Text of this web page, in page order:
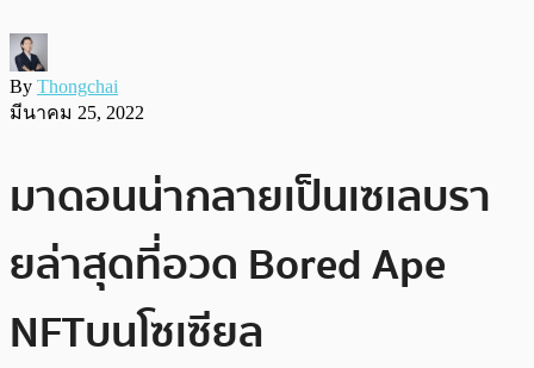
By Thongchai
มีนาคม 25, 2022
มาดอนน่ากลายเป็นเซเลบรา
ยล่าสุดที่อวด Bored Ape
NFT บนโซเซียล